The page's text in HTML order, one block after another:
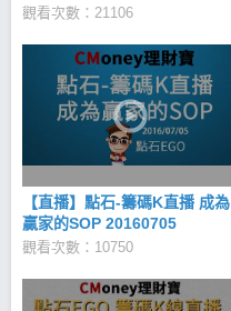
觀看次數：21106
【直播】點石-籌碼K直播 成為
贏家的SOP 20160705
觀看次數：10750